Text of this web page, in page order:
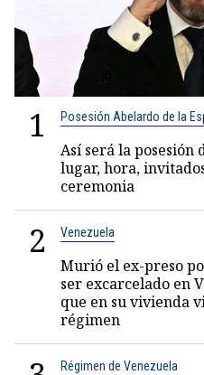
1 Posesión Abelardo de la
Así será la posesión
lugar, hora,
ceremonia
2 Venezuela
Murió el ex-preso
ser excarcelado en
que en su vivienda
régimen
Régimen de Venezuela